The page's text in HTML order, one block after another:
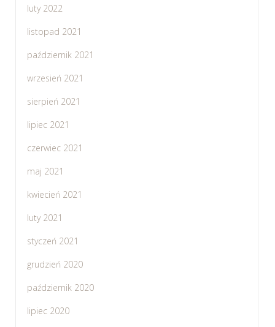
luty 2022
listopad 2021
październik 2021
wrzesień 2021
sierpień 2021
lipiec 2021
czerwiec 2021
maj 2021
kwiecień 2021
luty 2021
styczeń 2021
grudzień 2020
październik 2020
lipiec 2020